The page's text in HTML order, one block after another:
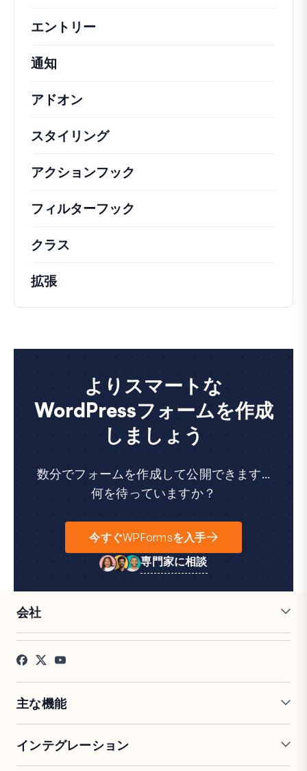
エントリー
通知
アドオン
スタイリング
アクションフック
フィルターフック
クラス
拡張
よりスマートな
WordPressフォームを作成
しましょう
数分でフォームを作成して公開できます...
何を待っていますか？
今すぐWPFormsを入手
専門家に相談
会社
採用情報
お客様の声
プレス
アフィリエイト
主な機能
条件付きロジック
会話型フォーム
PDF生成
インテグレーション